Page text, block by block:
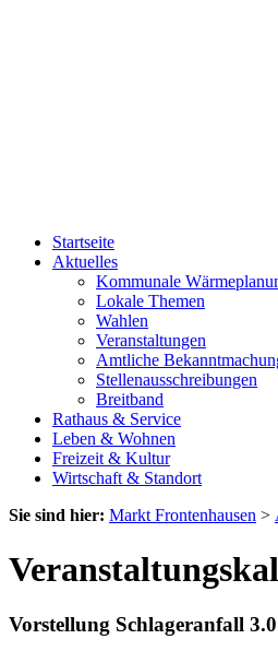
Startseite
Aktuelles
Kommunale
Lokale Themen
Wahlen
Veranstaltungen
Amtliche
Stellenausschreibungen
Breitband
Rathaus & Service
Leben & Wohnen
Freizeit & Kultur
Wirtschaft & Standort
Sie sind hier: Markt Frontenhausen >
Vorstellung Schlageranfall 3.0